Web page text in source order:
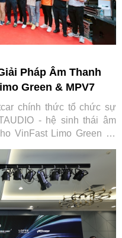
Pháp Âm Thanh
Green & MPV7
chính thức tổ chức sự
- hệ sinh thái âm
VinFast Limo Green và